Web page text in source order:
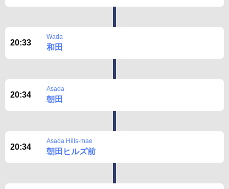
20:33
Wada
和田
20:34
Asada
朝田
20:34
Asada Hills-mae
朝田ヒルズ前